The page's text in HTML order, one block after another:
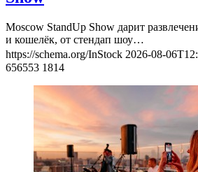
Moscow StandUp Show дарит
и кошелёк, от стендап шоу…
https://schema.org/InStock 2026-08-
656553 1814